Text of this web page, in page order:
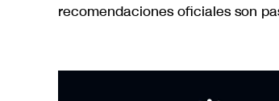
recomendaciones oficiales son